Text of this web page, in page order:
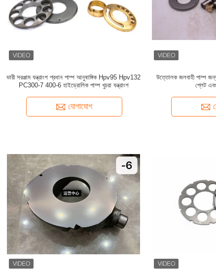
ভারী সরঞ্জাম যন্ত্রাংশ প্রধান পাম্প আনুষাঙ্গিক Hpv95 Hpv132
PC300-7 400-6 হাইড্রোলিক পাম্প খুচরা যন্ত্রাংশ
যোগাযোগ
উত্তোলক জলবাহী পাম্প
প্লেট